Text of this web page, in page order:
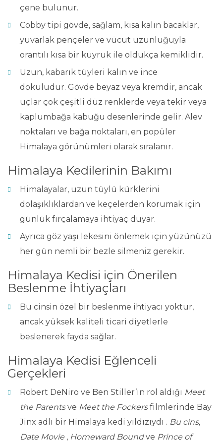
çene bulunur.
Cobby tipi gövde, sağlam, kısa kalın bacaklar,
yuvarlak pençeler ve vücut uzunluğuyla
orantılı kısa bir kuyruk ile oldukça kemiklidir.
Uzun, kabarık tüyleri kalın ve ince
dokuludur. Gövde beyaz veya kremdir, ancak
uçlar çok çeşitli düz renklerde veya tekir veya
kaplumbağa kabuğu desenlerinde gelir. Alev
noktaları ve bağa noktaları, en popüler
Himalaya görünümleri olarak sıralanır.
Himalaya Kedilerinin Bakımı
Himalayalar, uzun tüylü kürklerini
dolaşıklıklardan ve keçelerden korumak için
günlük fırçalamaya ihtiyaç duyar.
Ayrıca göz yaşı lekesini önlemek için yüzünüzü
her gün nemli bir bezle silmeniz gerekir.
Himalaya Kedisi için Önerilen
Beslenme İhtiyaçları
Bu cinsin özel bir beslenme ihtiyacı yoktur,
ancak yüksek kaliteli ticari diyetlerle
beslenerek fayda sağlar.
Himalaya Kedisi Eğlenceli
Gerçekleri
Robert DeNiro ve Ben Stiller’ın rol aldığı Meet
the Parentsve Meet the Fockersfilmlerinde Bay
Jinx adlı bir Himalaya kedi yıldızıydı . Bu cins,
Date Movie , Homeward Boundve Prince of